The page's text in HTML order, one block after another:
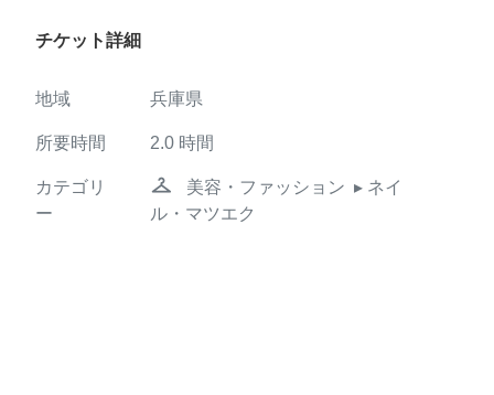
チケット詳細
地域 兵庫県
所要時間 2.0 時間
カテゴリ
ー
checkroom 美容・ファッション ▸ ネイ
ル・マツエク